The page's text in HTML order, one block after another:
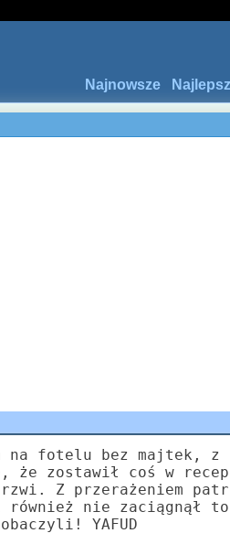
Najnowsze
na fotelu bez majtek, z
że zostawił coś w
Z przerażeniem
nie zaciągnął to
YAFUD